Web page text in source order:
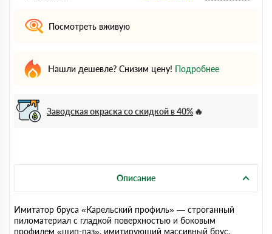
Посмотреть вживую
Нашли дешевле? Снизим цену! Подробнее
Заводская окраска со скидкой в 40%
Описание
Имитатор бруса «Карельский профиль» — строганный
пиломатериал с гладкой поверхностью и боковым
профилем «шип-паз», имитирующий массивный брус.